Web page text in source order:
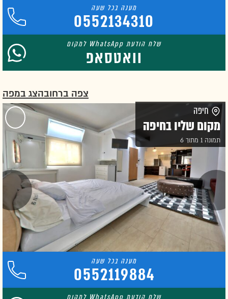
0552134310
וואטסאפ
צפה ברחובהצג במפה
חיפה
מקום שליו בחיפה
תמונה 1 מתוך 6
0552119884